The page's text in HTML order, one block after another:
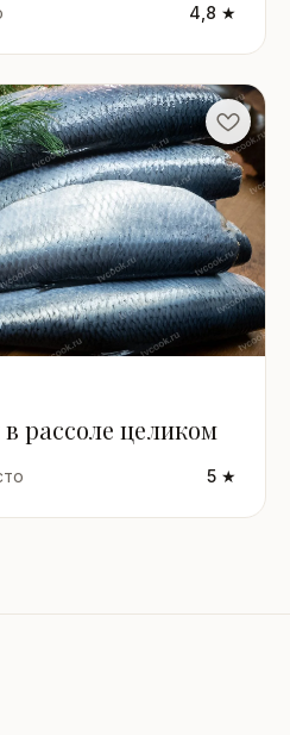
4,8 ★
рассоле целиком
5 ★